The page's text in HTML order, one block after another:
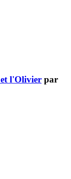
l'Olivier par